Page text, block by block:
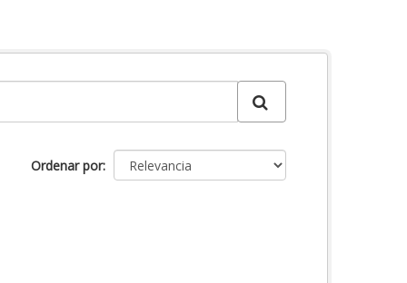
Ordenar por